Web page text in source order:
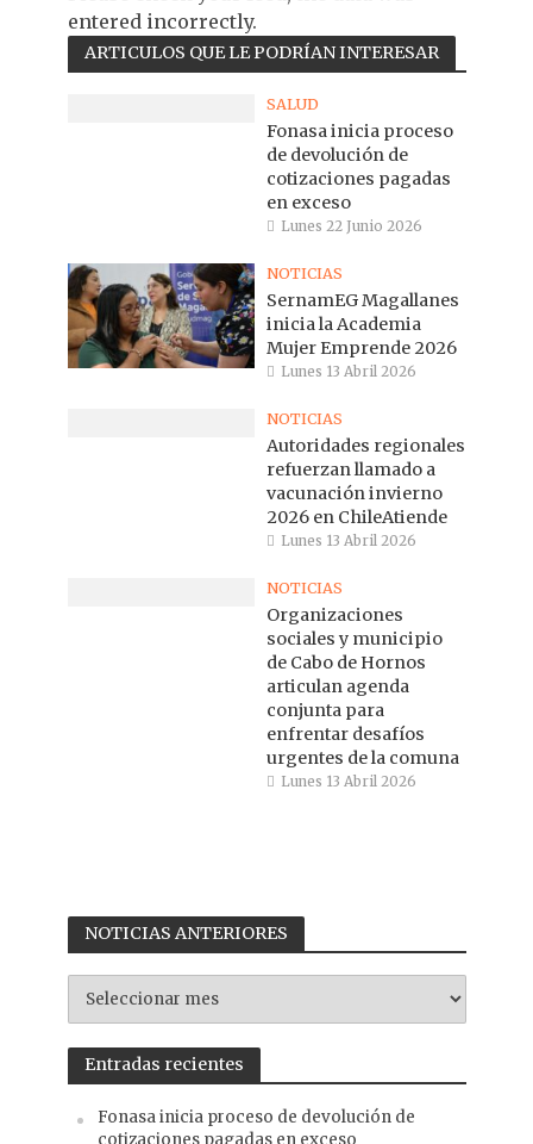
entered incorrectly.
ARTICULOS QUE LE PODRÍAN INTERESAR
SALUD
Fonasa inicia proceso
de devolución de
cotizaciones pagadas
en exceso
Lunes 22 Junio 2026
NOTICIAS
SernamEG Magallanes
inicia la Academia
Mujer Emprende 2026
Lunes 13 Abril 2026
NOTICIAS
Autoridades regionales
refuerzan llamado a
vacunación invierno
2026 en ChileAtiende
Lunes 13 Abril 2026
NOTICIAS
Organizaciones
sociales y municipio
de Cabo de Hornos
articulan agenda
conjunta para
enfrentar desafíos
urgentes de la comuna
Lunes 13 Abril 2026
NOTICIAS ANTERIORES
ANTERIORES
Entradas recientes
Fonasa inicia proceso de devolución de
cotizaciones pagadas en exceso